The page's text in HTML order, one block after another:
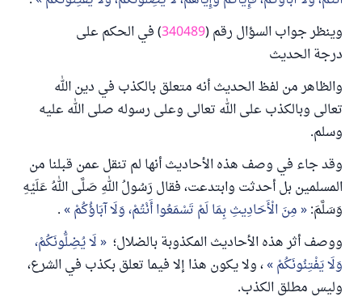
وينظر جواب السؤال رقم (340489) في الحكم على
درجة الحديث
والظاهر من لفظ الحديث أنه متعلق بالكذب في دين الله
تعالى وبالكذب على الله تعالى وعلى رسوله صلى الله عليه
وسلم.
وقد جاء في وصف هذه الأحاديث أنها لم تنقل عمن قبلنا من
المسلمين بل أحدثت وابتدعت، فقال رَسُولُ اللهِ صَلَّى اللهُ عَلَيْهِ
وَسَلَّمَ: مِنَ الْأَحَادِيثِ بِمَا لَمْ تَسْمَعُوا أَنْتُمْ، وَلَا آبَاؤُكُمْ .
ووصف أثر هذه الأحاديث المكذوبة بالضلال؛
لَا يُضِلُّونَكُمْ،
وَلَا يَفْتِنُونَكُمْ ، ولا يكون هذا إلا فيما تعلق بكذب في الشرع،
وليس مطلق الكذب.